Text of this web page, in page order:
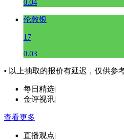
0.04
伦敦银
17
0.03
• 以上抽取的报价有延迟，仅供参
每日精选|
金评视讯|
查看更多
直播观点|